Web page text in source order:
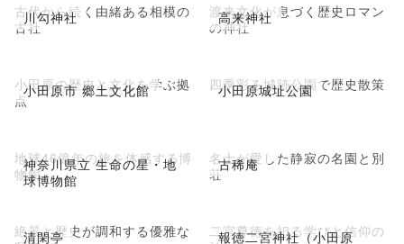
川勾神社
古代から続く由緒ある相模の
古社
高来神社
渡来文化が息づく歴史ロマン
の神社
小田原市 郷土文化館
小田原の歴史と文化を学ぶ拠
点
小田原城址公園
四季彩る城跡公園で歴史散策
神奈川県立 生命の星・地
球博物館
地球46億年の旅を体感する博
物館
古稀庵
名士が愛した静寂の名園と別
荘
清閑亭
絶景と歴史が調和する優雅な
報徳二宮神社（小田原
二宮尊徳を祀る学びと信仰の